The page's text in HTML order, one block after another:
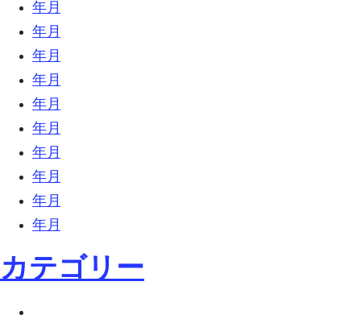
2018年7月 (32)
2018年6月 (23)
2018年5月 (26)
2018年4月 (10)
2018年3月 (18)
2018年2月 (31)
2018年1月 (27)
2017年12月 (9)
2017年11月 (6)
2017年10月 (27)
カテゴリー